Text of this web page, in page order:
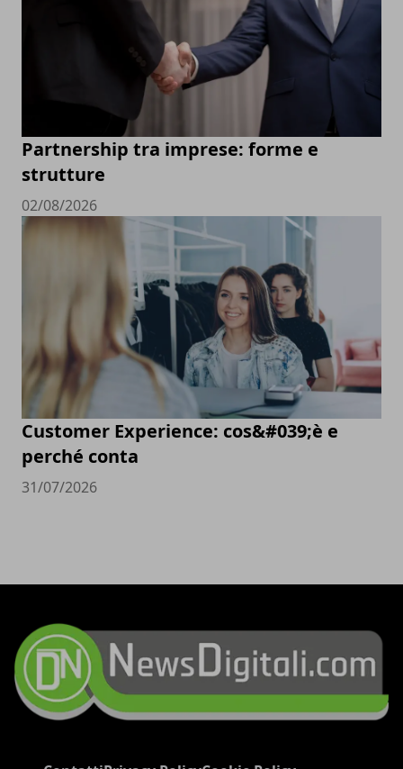
Partnership tra imprese: forme e
strutture
02/08/2026
Customer Experience: cos&#039;è e
perché conta
31/07/2026